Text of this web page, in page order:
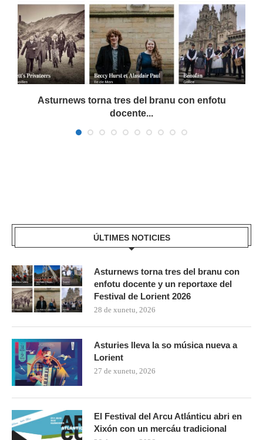
Asturnews torna tres del branu con enfotu
docente...
ÚLTIMES NOTICIES
Asturnews torna tres del branu con
enfotu docente y un reportaxe del
Festival de Lorient 2026
28 de xunetu, 2026
Asturies lleva la so música nueva a
Lorient
27 de xunetu, 2026
El Festival del Arcu Atlánticu abri en
Xixón con un mercáu tradicional